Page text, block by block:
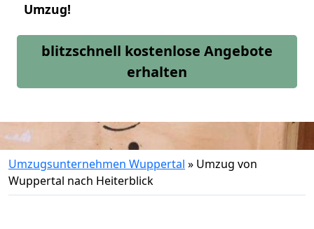
Umzug!
blitzschnell kostenlose Angebote
erhalten
Umzugsunternehmen Wuppertal » Umzug von
Wuppertal nach Heiterblick